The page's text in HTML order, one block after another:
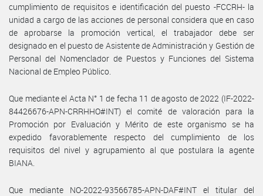
cumplimiento de requisitos e identificación del puesto -FCCRH- la
unidad a cargo de las acciones de personal considera que en caso
de aprobarse la promoción vertical, el trabajador debe ser
designado en el puesto de Asistente de Administración y Gestión de
Personal del Nomenclador de Puestos y Funciones del Sistema
Nacional de Empleo Público.
Que mediante el Acta N° 1 de fecha 11 de agosto de 2022 (IF-2022-
84426676-APN-CRRHHO#INT) el comité de valoración para la
Promoción por Evaluación y Mérito de este organismo se ha
expedido favorablemente respecto del cumplimiento de los
requisitos del nivel y agrupamiento al que postulara la agente
BIANA.
Que mediante NO-2022-93566785-APN-DAF#INT el titular del